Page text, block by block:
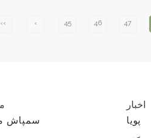
‹‹ ‹ 45 46 47
سمپاش
اخبار
پویا